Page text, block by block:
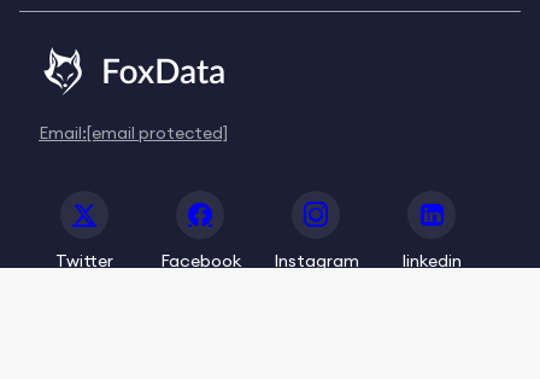
Email:[email protected]
Twitter Facebook Instagram linkedin